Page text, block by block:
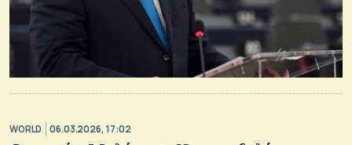
WORLD 06.03.2026, 17:02